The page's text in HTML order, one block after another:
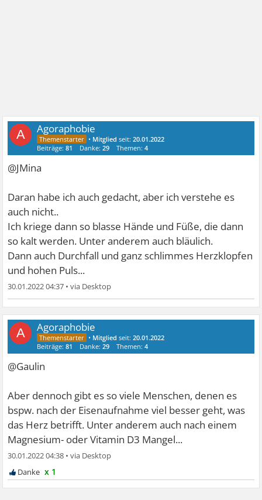
A Agoraphobie
• Mitglied seit:20.01.2022
Beiträge:81 Danke:29 Themen:4
@JMina
Daran habe ich auch gedacht, aber ich verstehe es
auch nicht..
Ich kriege dann so blasse Hände und Füße, die dann
so kalt werden. Unter anderem auch bläulich.
Dann auch Durchfall und ganz schlimmes Herzklopfen
und hohen Puls...
30.01.2022 04:37 •
A Agoraphobie
• Mitglied seit:20.01.2022
Beiträge:81 Danke:29 Themen:4
@Gaulin
Aber dennoch gibt es so viele Menschen, denen es
bspw. nach der Eisenaufnahme viel besser geht, was
das Herz betrifft. Unter anderem auch nach einem
Magnesium- oder Vitamin D3 Mangel...
30.01.2022 04:38 •
x 1